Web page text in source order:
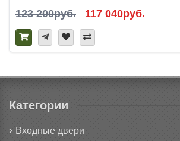
123 200руб. 117 040руб.
Категории
Входные двери